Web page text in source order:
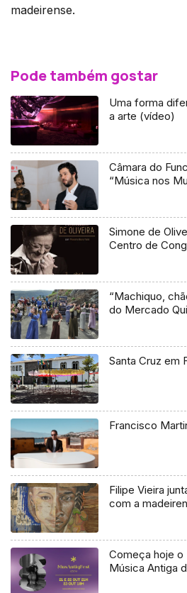
madeirense.
Pode também gostar
Uma forma
a arte (vídeo)
Câmara do
“Música nos
Simone de
Centro de
“Machiquo,
do Mercado
Santa Cruz em
Francisco
Filipe Vieira
com a
Começa hoje o
Música Antiga